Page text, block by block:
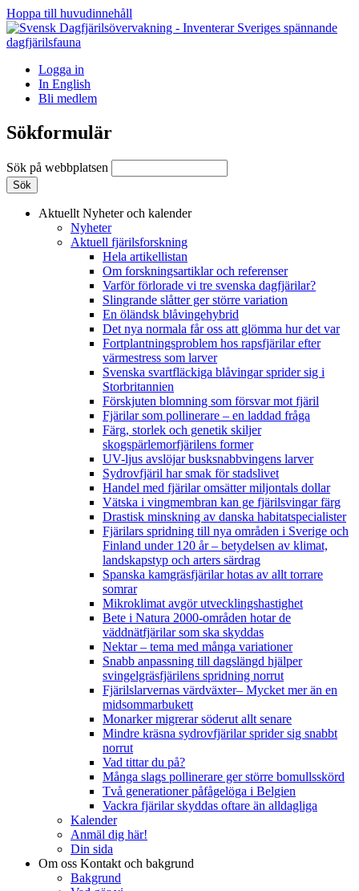
Hoppa till huvudinnehåll
Logga in
In English
Bli medlem
Sökformulär
Sök på webbplatsen
Aktuellt Nyheter och kalender
Nyheter
Aktuell fjärilsforskning
Hela artikellistan
Om forskningsartiklar och referenser
Varför förlorade vi tre svenska dagfjärilar?
Slingrande slåtter ger större variation
En öländsk blåvingehybrid
Det nya normala får oss att glömma hur det var
Fortplantningsproblem hos rapsfjärilar efter
värmestress som larver
Svenska svartfläckiga blåvingar sprider sig i
Storbritannien
Förskjuten blomning som försvar mot fjäril
Fjärilar som pollinerare – en laddad fråga
Färg, storlek och genetik skiljer
skogspärlemorfjärilens former
UV-ljus avslöjar busksnabbvingens larver
Sydrovfjäril har smak för stadslivet
Handel med fjärilar omsätter miljontals dollar
Vätska i vingmembran kan ge fjärilsvingar färg
Drastisk minskning av danska habitatspecialister
Fjärilars spridning till nya områden i Sverige och
Finland under 120 år– betydelsen av klimat,
landskapstyp och arters särdrag
Spanska kamgräsfjärilar hotas av allt torrare
somrar
Mikroklimat avgör utvecklingshastighet
Bete i Natura 2000-områden hotar de
väddnätfjärilar som ska skyddas
Nektar – tema med många variationer
Snabb anpassning till dagslängd hjälper
svingelgräsfjärilens spridning norrut
Fjärilslarvernas värdväxter– Mycket mer än en
midsommarbukett
Monarker migrerar söderut allt senare
Mindre kräsna sydrovfjärilar sprider sig snabbt
norrut
Vad tittar du på?
Många slags pollinerare ger större bomullsskörd
Två generationer påfågelöga i Belgien
Vackra fjärilar skyddas oftare än alldagliga
Kalender
Anmäl dig här!
Din sida
Om oss Kontakt och bakgrund
Bakgrund